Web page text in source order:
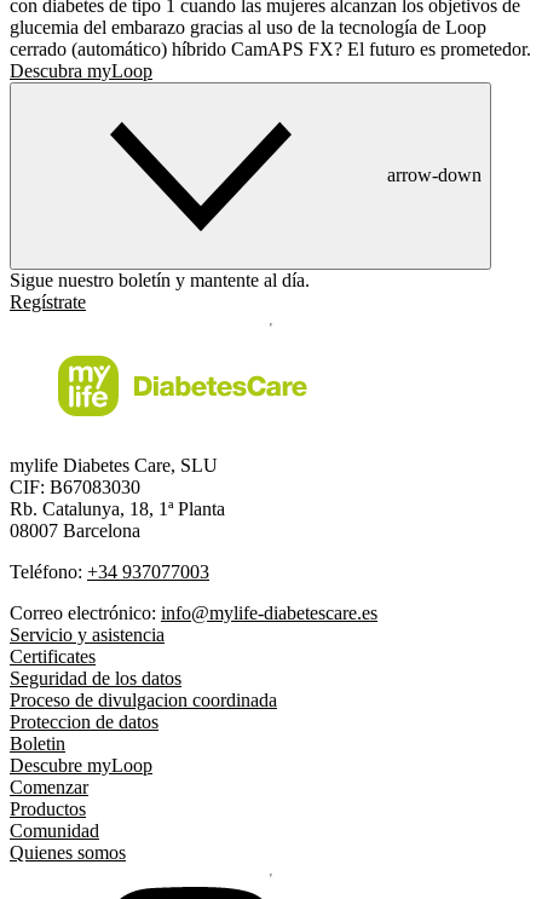
con diabetes de tipo 1 cuando las mujeres alcanzan los objetivos de
glucemia del embarazo gracias al uso de la tecnología de Loop
cerrado (automático) híbrido CamAPS FX? El futuro es prometedor.
Descubra myLoop
arrow-down
Sigue nuestro boletín y mantente al día.
Regístrate
mylife Diabetes Care, SLU
CIF: B67083030
Rb. Catalunya, 18, 1ª Planta
08007 Barcelona
Teléfono: +34 937077003
Correo electrónico: info@mylife-diabetescare.es
Servicio y asistencia
Certificates
Seguridad de los datos
Proceso de divulgacion coordinada
Proteccion de datos
Boletin
Descubre myLoop
Comenzar
Productos
Comunidad
Quienes somos